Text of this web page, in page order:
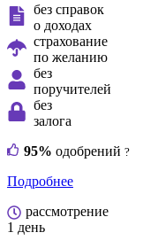
без справок
о доходах
страхование
по желанию
без
поручителей
без
залога
95% одобрений ?
Подробнее
рассмотрение
1 день